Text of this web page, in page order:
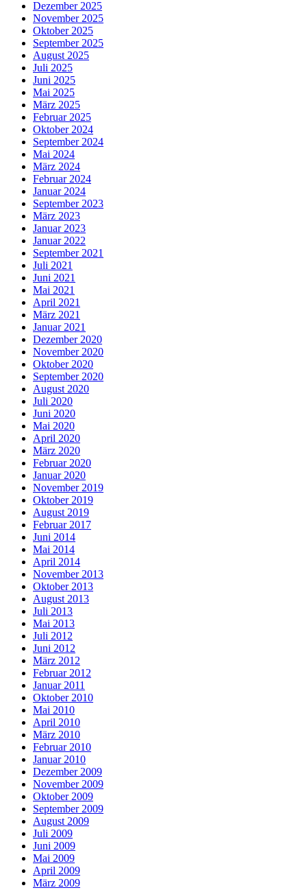
Dezember 2025
November 2025
Oktober 2025
September 2025
August 2025
Juli 2025
Juni 2025
Mai 2025
März 2025
Februar 2025
Oktober 2024
September 2024
Mai 2024
März 2024
Februar 2024
Januar 2024
September 2023
März 2023
Januar 2023
Januar 2022
September 2021
Juli 2021
Juni 2021
Mai 2021
April 2021
März 2021
Januar 2021
Dezember 2020
November 2020
Oktober 2020
September 2020
August 2020
Juli 2020
Juni 2020
Mai 2020
April 2020
März 2020
Februar 2020
Januar 2020
November 2019
Oktober 2019
August 2019
Februar 2017
Juni 2014
Mai 2014
April 2014
November 2013
Oktober 2013
August 2013
Juli 2013
Mai 2013
Juli 2012
Juni 2012
März 2012
Februar 2012
Januar 2011
Oktober 2010
Mai 2010
April 2010
März 2010
Februar 2010
Januar 2010
Dezember 2009
November 2009
Oktober 2009
September 2009
August 2009
Juli 2009
Juni 2009
Mai 2009
April 2009
März 2009